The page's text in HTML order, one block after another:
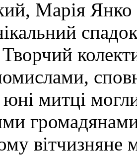
Марія Янко
спадок
митці
вітчизняне